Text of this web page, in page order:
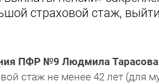
страховой стаж,
ПФР №9 Людмила Тарасова
стаж не менее 42 лет (для